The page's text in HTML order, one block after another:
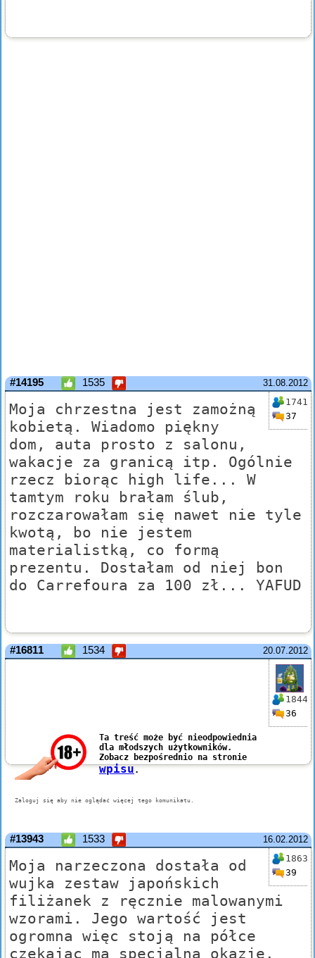
31.08.2012
#14195 1535
1741
37
Moja chrzestna jest zamożną
kobietą. Wiadomo piękny
dom, auta prosto z salonu,
wakacje za granicą itp. Ogólnie
rzecz biorąc high life... W
tamtym roku brałam ślub,
rozczarowałam się nawet nie tyle
kwotą, bo nie jestem
materialistką, co formą
prezentu. Dostałam od niej bon
do Carrefoura za 100 zł... YAFUD
20.07.2012
#16811 1534
1844
36
16.02.2012
#13943 1533
1863
39
Moja narzeczona dostała od
wujka zestaw japońskich
filiżanek z ręcznie malowanymi
wzorami. Jego wartość jest
ogromna więc stoją na półce
czekając ma specjalną okazję.